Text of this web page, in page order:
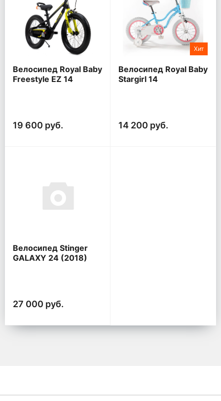
Велосипед Royal Baby
Freestyle EZ 14
19 600 руб.
Хит
Велосипед Royal Baby
Stargirl 14
14 200 руб.
Велосипед Stinger
GALAXY 24 (2018)
27 000 руб.